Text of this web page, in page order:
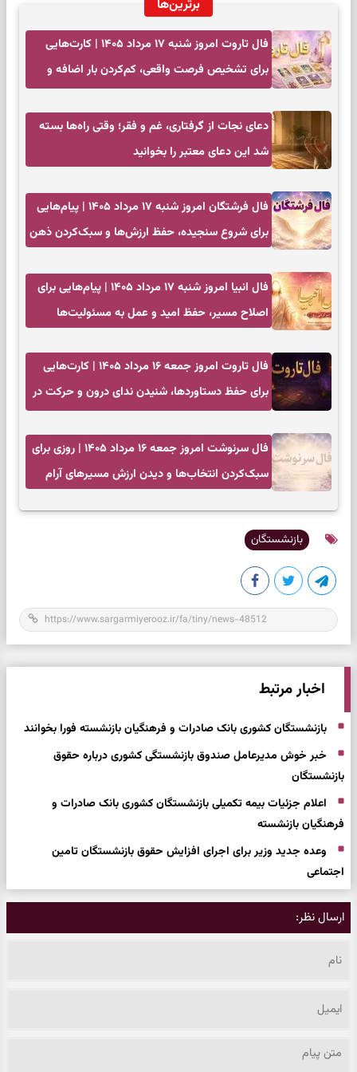
برترین‌ها
فال تاروت امروز شنبه ۱۷ مرداد ۱۴۰۵ | کارت‌هایی
برای تشخیص فرصت واقعی، کم‌کردن بار اضافه و
دعای نجات از گرفتاری، غم و فقر؛ وقتی راه‌ها بسته
شد این دعای معتبر را بخوانید
فال فرشتگان امروز شنبه ۱۷ مرداد ۱۴۰۵ | پیام‌هایی
برای شروع سنجیده، حفظ ارزش‌ها و سبک‌کردن ذهن
فال انبیا امروز شنبه ۱۷ مرداد ۱۴۰۵ | پیام‌هایی برای
اصلاح مسیر، حفظ امید و عمل به مسئولیت‌ها
فال تاروت امروز جمعه ۱۶ مرداد ۱۴۰۵ | کارت‌هایی
برای حفظ دستاوردها، شنیدن ندای درون و حرکت در
فال سرنوشت امروز جمعه ۱۶ مرداد ۱۴۰۵ | روزی برای
سبک‌کردن انتخاب‌ها و دیدن ارزش مسیرهای آرام
بازنشستگان
اخبار مرتبط
بازنشستگان کشوری بانک صادرات و فرهنگیان بازنشسته فورا بخوانند
خبر خوش مدیرعامل صندوق بازنشستگی کشوری درباره حقوق
بازنشستگان
اعلام جزئیات بیمه تکمیلی بازنشستگان کشوری بانک صادرات و
فرهنگیان بازنشسته
وعده جدید وزیر برای اجرای افزایش حقوق بازنشستگان تامین
اجتماعی
ارسال نظر: